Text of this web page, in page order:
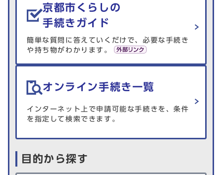
京都市くらしの
手続きガイド
簡単な質問に答えていくだけで、必要な手続き
や持ち物がわかります。
オンライン手続き一覧
インターネット上で申請可能な手続きを、条件
を指定して検索できます。
目的から探す